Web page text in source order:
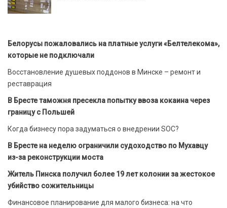
Белорусы пожаловались на платные услуги «Белтелекома»,
которые не подключали
Восстановление душевых поддонов в Минске – ремонт и
реставрация
В Бресте таможня пресекла попытку ввоза кокаина через
границу с Польшей
Когда бизнесу пора задуматься о внедрении SOC?
В Бресте на неделю ограничили судоходство по Мухавцу
из-за реконструкции моста
Житель Пинска получил более 19 лет колонии за жестокое
убийство сожительницы
Финансовое планирование для малого бизнеса: на что